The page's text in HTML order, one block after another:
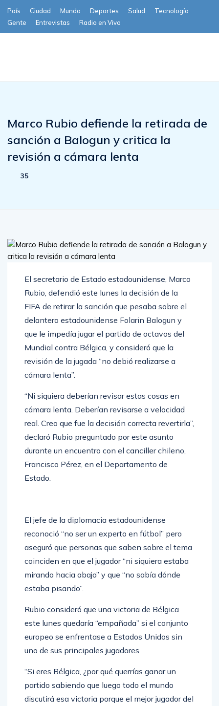
País Ciudad Mundo Deportes Salud
Tecnología
Gente
Entrevistas Radio en Vivo
Marco Rubio defiende la retirada de
sanción a Balogun y critica la
revisión a cámara lenta
35
El secretario de Estado estadounidense, Marco
Rubio, defendió este lunes la decisión de la
FIFA de retirar la sanción que pesaba sobre el
delantero estadounidense Folarin Balogun y
que le impedía jugar el partido de octavos del
Mundial contra Bélgica, y consideró que la
revisión de la jugada “no debió realizarse a
cámara lenta”.
“Ni siquiera deberían revisar estas cosas en
cámara lenta. Deberían revisarse a velocidad
real. Creo que fue la decisión correcta revertirla”,
declaró Rubio preguntado por este asunto
durante un encuentro con el canciller chileno,
Francisco Pérez, en el Departamento de
Estado.
El jefe de la diplomacia estadounidense
reconoció “no ser un experto en fútbol” pero
aseguró que personas que saben sobre el tema
coinciden en que el jugador “ni siquiera estaba
mirando hacia abajo” y que “no sabía dónde
estaba pisando”.
Rubio consideró que una victoria de Bélgica
este lunes quedaría “empañada” si el conjunto
europeo se enfrentase a Estados Unidos sin
uno de sus principales jugadores.
“Si eres Bélgica, ¿por qué querrías ganar un
partido sabiendo que luego todo el mundo
discutirá esa victoria porque el mejor jugador del